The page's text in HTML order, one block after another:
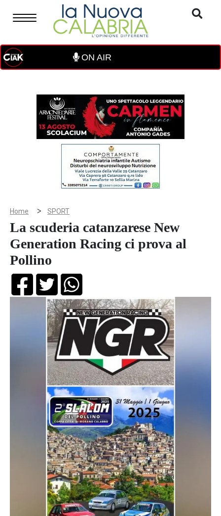
ON AIR
Home > SPORT
La scuderia catanzarese New
Generation Racing ci prova al
Pollino